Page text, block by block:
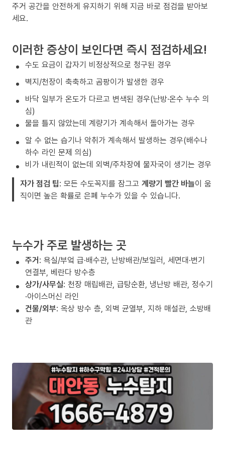
주거 공간을 안전하게 유지하기 위해 지금 바로 점검을 받아보
세요.
이러한 증상이 보인다면 즉시 점검하세요!
수도 요금이 갑자기 비정상적으로 청구된 경우
벽지/천장이 축축하고 곰팡이가 발생한 경우
바닥 일부가 온도가 다르고 변색된 경우(난방·온수 누수 의
심)
물을 틀지 않았는데 계량기가 계속해서 돌아가는 경우
알 수 없는 습기나 악취가 계속해서 발생하는 경우(배수나
하수 라인 문제 의심)
비가 내린적이 없는데 외벽/주차장에 물자국이 생기는 경우
자가 점검 팁: 모든 수도꼭지를 잠그고 계량기 빨간 바늘이 움
직이면 높은 확률로 은폐 누수가 있을 수 있습니다.
누수가 주로 발생하는 곳
주거: 욕실/부엌 급·배수관, 난방배관/보일러, 세면대·변기
연결부, 베란다 방수층
상가/사무실: 천장 매립배관, 급탕순환, 냉난방 배관, 정수기
·아이스머신 라인
건물/외부: 옥상 방수 층, 외벽 균열부, 지하 매설관, 소방배
관